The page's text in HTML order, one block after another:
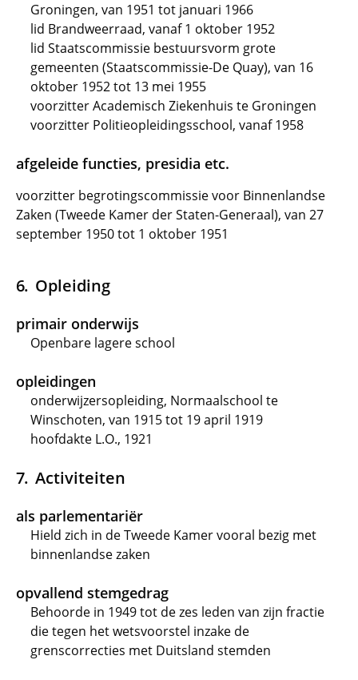
Groningen, van 1951 tot januari 1966
lid Brandweerraad, vanaf 1 oktober 1952
lid Staatscommissie bestuursvorm grote
gemeenten (Staatscommissie-De Quay), van 16
oktober 1952 tot 13 mei 1955
voorzitter Academisch Ziekenhuis te Groningen
voorzitter Politieopleidingsschool, vanaf 1958
afgeleide functies, presidia etc.
voorzitter begrotingscommissie voor Binnenlandse
Zaken (Tweede Kamer der Staten-Generaal), van 27
september 1950 tot 1 oktober 1951
Opleiding
primair onderwijs
Openbare lagere school
opleidingen
onderwijzersopleiding, Normaalschool te
Winschoten, van 1915 tot 19 april 1919
hoofdakte L.O., 1921
Activiteiten
als parlementariër
Hield zich in de Tweede Kamer vooral bezig met
binnenlandse zaken
opvallend stemgedrag
Behoorde in 1949 tot de zes leden van zijn fractie
die tegen het wetsvoorstel inzake de
grenscorrecties met Duitsland stemden